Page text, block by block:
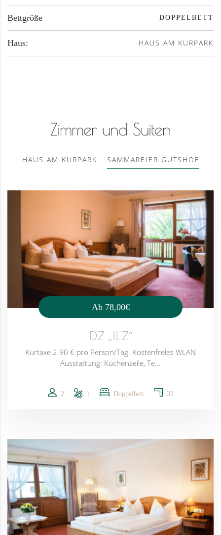
Bettgröße DOPPELBETT
Haus: HAUS AM KURPARK
Zimmer und Suiten
HAUS AM KURPARK SAMMAREIER GUTSHOF
Ab78,00€
DZ „ILZ“
Kurtaxe 2.90 € pro Person/Tag. Kostenfreies WLAN
Ausstattung: Küchenzeile, Te...
2 1 Doppelbett 32